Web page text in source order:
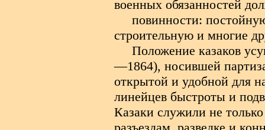
военных обязанностей
повинности:
строительную и многие
Положение казаков
—1864), носившей
открытой и удобной для
линейцев быстроты и
Казаки служили не